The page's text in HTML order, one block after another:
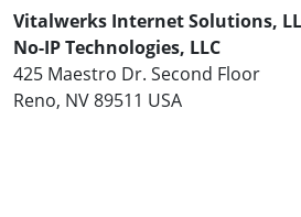
Vitalwerks Internet Solutions,
No-IP Technologies, LLC
425 Maestro Dr. Second Floor
Reno, NV 89511 USA